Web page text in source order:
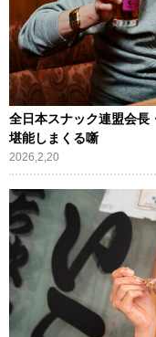
全日本スナック連盟会長
堪能しまくる噺
2026,2,20